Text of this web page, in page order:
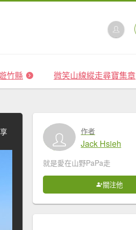
竹縣 微笑山線縱走尋寶集章
作者
Jack Hsieh
就是愛在山野PaPa走
關注他